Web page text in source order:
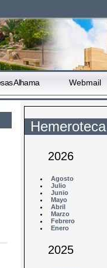
Alhama Webmail
Hemeroteca
2026
Agosto
Julio
Junio
Mayo
Abril
Marzo
Febrero
Enero
2025